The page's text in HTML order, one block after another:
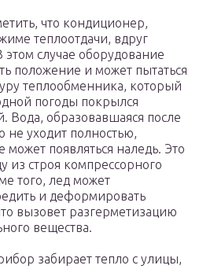
что кондиционер,
теплоотдачи, вдруг
этом случае оборудование
положение и может пытаться
теплообменника, который
погоды покрылся
Вода, образовавшаяся после
не уходит полностью,
может появляться наледь. Это
из строя компрессорного
того, лед может
и деформировать
вызовет разгерметизацию
вещества.
забирает тепло с улицы,